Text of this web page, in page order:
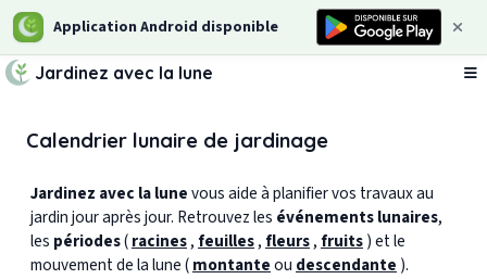
Application Android disponible
Jardinez avec la lune
Calendrier lunaire de jardinage
Jardinez avec la lunevous aide à planifier vos travaux au
jardin jour après jour. Retrouvez les événements lunaires,
les périodes(racines, feuilles, fleurs, fruits) et le
mouvement de la lune (montanteou descendante ).